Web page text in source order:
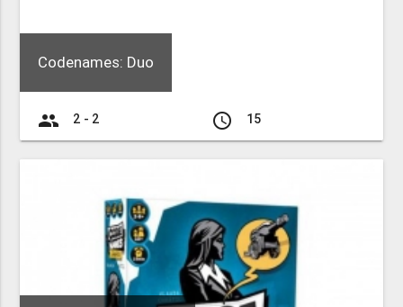
Codenames: Duo
group 2 - 2 access_time 15